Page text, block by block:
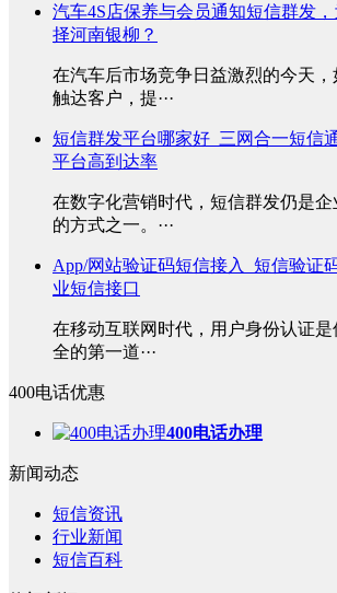
汽车4S店保养与会员通知短信群发
择河南银柳？
在汽车后市场竞争日益激烈的今天
触达客户，提···
短信群发平台哪家好_三网合一短信
平台高到达率
在数字化营销时代，短信群发仍是
的方式之一。···
App/网站验证码短信接入_短信验证
业短信接口
在移动互联网时代，用户身份认证
全的第一道···
400电话优惠
400电话办理
新闻动态
短信资讯
行业新闻
短信百科